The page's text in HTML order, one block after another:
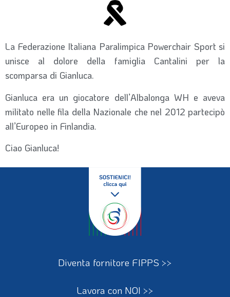
La Federazione Italiana Paralimpica Powerchair Sport si
unisce al dolore della famiglia Cantalini per la
scomparsa di Gianluca.
Gianluca era un giocatore dell’Albalonga WH e aveva
militato nelle fila della Nazionale che nel 2012 partecipò
all’Europeo in Finlandia.
Ciao Gianluca!
Diventa fornitore FIPPS >>
Lavora con NOI >>